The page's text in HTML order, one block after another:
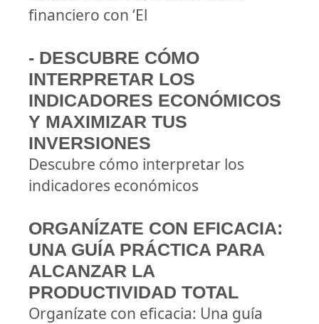
financiero con ‘El
- DESCUBRE CÓMO
INTERPRETAR LOS
INDICADORES ECONÓMICOS
Y MAXIMIZAR TUS
INVERSIONES
Descubre cómo interpretar los
indicadores económicos
ORGANÍZATE CON EFICACIA:
UNA GUÍA PRÁCTICA PARA
ALCANZAR LA
PRODUCTIVIDAD TOTAL
Organízate con eficacia: Una guía